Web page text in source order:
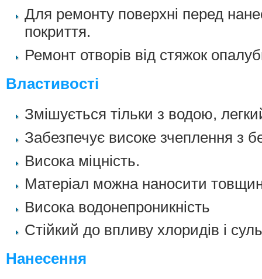
Для ремонту поверхні перед
покриття.
Ремонт отворів від стяжок
Властивості
Змішується тільки з водою,
Забезпечує високе зчеплення з
Висока міцність.
Матеріал можна наносити
Висока водонепроникність
Стійкий до впливу хлоридів і
Нанесення